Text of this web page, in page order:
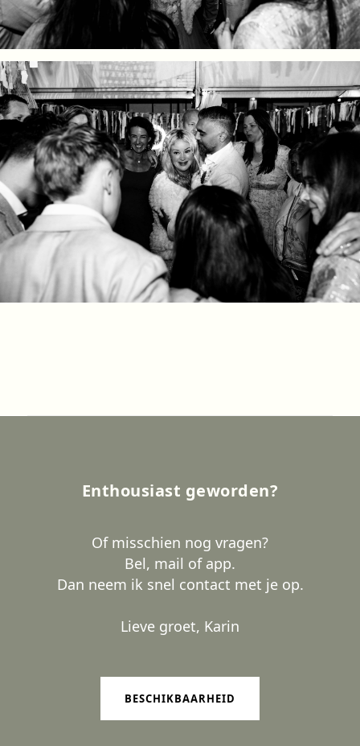
Enthousiast geworden?
Of misschien nog vragen?
Bel, mail of app.
Dan neem ik snel contact met je op.
Lieve groet, Karin
BESCHIKBAARHEID